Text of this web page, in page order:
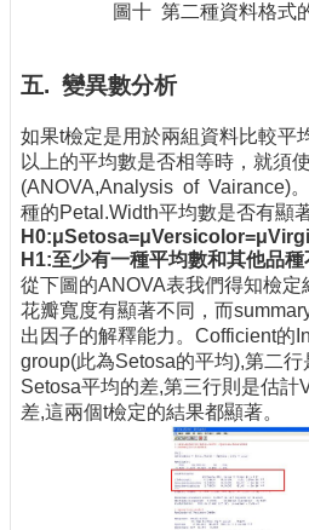
圖十 第二種資料格式
五. 變異數分析
如果t檢定是用於兩組資料比較平
以上的平均數是否相等時，就須
(ANOVA,Analysis of Vairance)
種的Petal.Width平均數是否有顯
H1:至少有一種平均數和其他品種
從下圖的ANOVA表我們得知檢
花瓣寬度有顯著不同，而
出因子的解釋能力。Cofficient的
group(此為Setosa的平均),第二
Setosa平均的差,第三行則是估計
差,這兩個t檢定的結果都顯著。